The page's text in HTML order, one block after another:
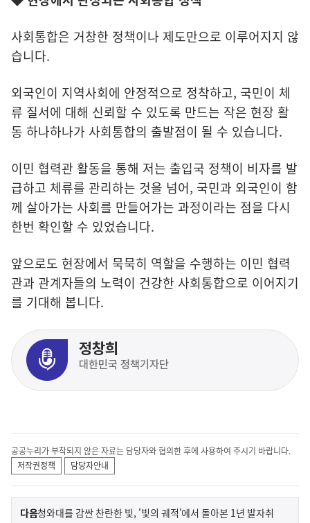
사회통합은 거창한 정책이나 제도만으로 이루어지지 않
습니다.
외국인이 지역사회에 안정적으로 정착하고, 국민이 체
류 질서에 대해 신뢰할 수 있도록 만드는 작은 현장 활
동 하나하나가 사회통합의 출발점이 될 수 있습니다.
이민 협력관 활동을 통해 저는 출입국 정책이 비자를 발
급하고 체류를 관리하는 것을 넘어, 국민과 외국인이 함
께 살아가는 사회를 만들어가는 과정이라는 점을 다시
한번 확인할 수 있었습니다.
앞으로도 현장에서 묵묵히 역할을 수행하는 이민 협력
관과 관계자들의 노력이 건강한 사회통합으로 이어지기
를 기대해 봅니다.
정창희
대한민국 정책기자단
공공누리가 부착되지 않은 자료는 담당자와 협의한 후에 사용하여 주시기 바랍니다.
저작권정책
담당자안내
이다음기
청와대를 감싼 찬란한 빛, '빛의 궤적'에서 돌아본 1년 발자취